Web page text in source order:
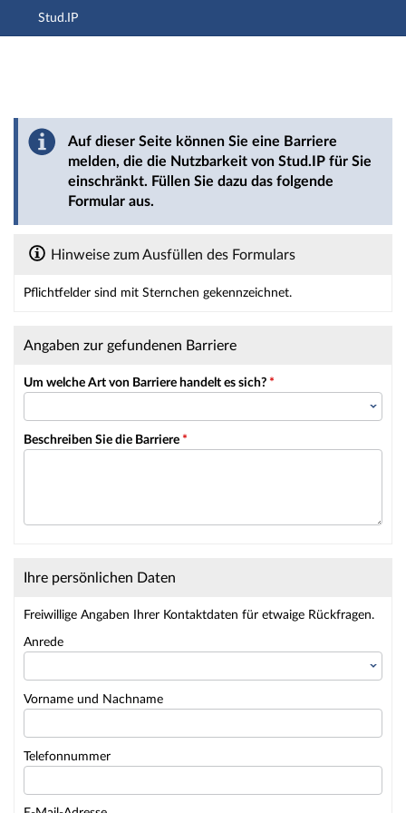
Hauptnavigation
Stud.IP
Barriere melden
Auf dieser Seite können Sie eine Barriere
melden, die die Nutzbarkeit von Stud.IP für Sie
einschränkt. Füllen Sie dazu das folgende
Formular aus.
Hinweise zum Ausfüllen des Formulars
Pflichtfelder sind mit Sternchen gekennzeichnet.
Angaben zur gefundenen Barriere
Um welche Art von Barriere handelt es sich? *
Beschreiben Sie die Barriere *
Ihre persönlichen Daten
Freiwillige Angaben Ihrer Kontaktdaten für etwaige Rückfragen.
Anrede
Vorname und Nachname
Telefonnummer